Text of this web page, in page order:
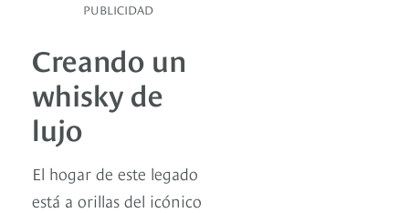
PUBLICIDAD
Creando un
whisky de
lujo
El hogar de este legado
está a orillas del icónico